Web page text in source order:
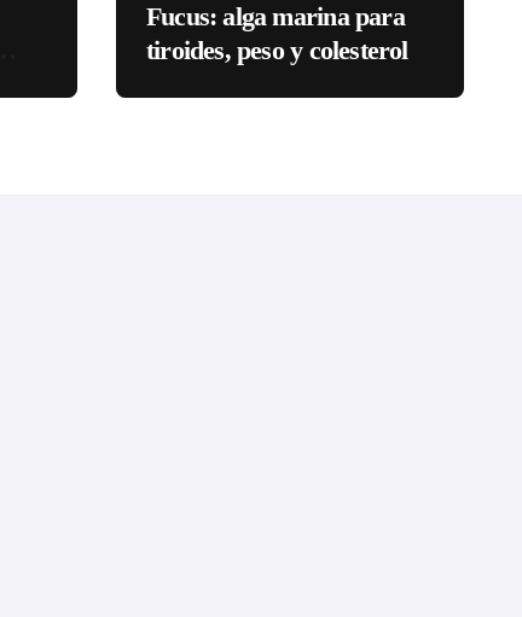
Fucus: alga marina para
tiroides, peso y colesterol